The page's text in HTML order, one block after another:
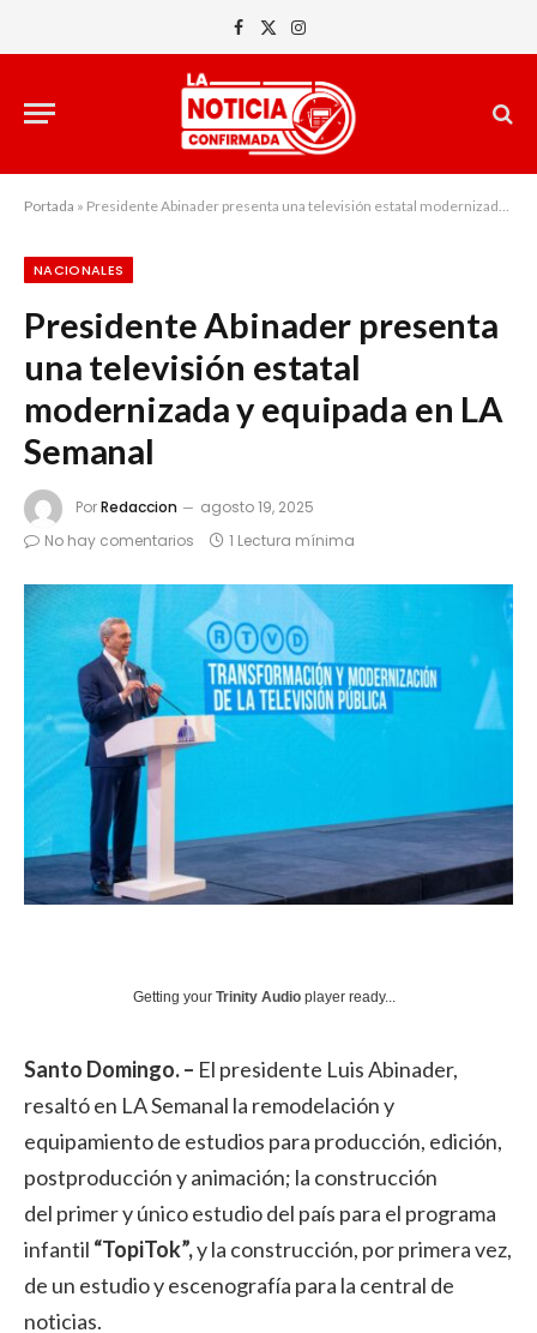
Facebook
X
Instagram
Portada » Presidente Abinader presenta una televisión estatal modernizada y equipada en LA Semanal
NACIONALES
Presidente Abinader presenta
una televisión estatal
modernizada y equipada en LA
Semanal
PorRedaccion
agosto 19, 2025
No hay comentarios
1 Lectura mínima
Getting your Trinity Audio player ready...
Santo Domingo. – El presidente Luis Abinader,
resaltó en LA Semanal la remodelación y
equipamiento de estudios para producción, edición,
postproducción y animación; la construcción
del primer y único estudio del país para el programa
infantil “TopiTok”,y la construcción, por primera vez,
de un estudio y escenografía para la central de
noticias.